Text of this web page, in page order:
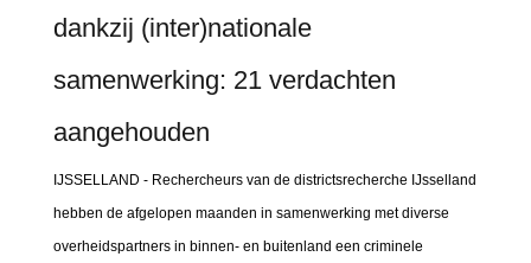
dankzij (inter)nationale
samenwerking: 21 verdachten
aangehouden
IJSSELLAND - Rechercheurs van de districtsrecherche IJsselland
hebben de afgelopen maanden in samenwerking met diverse
overheidspartners in binnen- en buitenland een criminele